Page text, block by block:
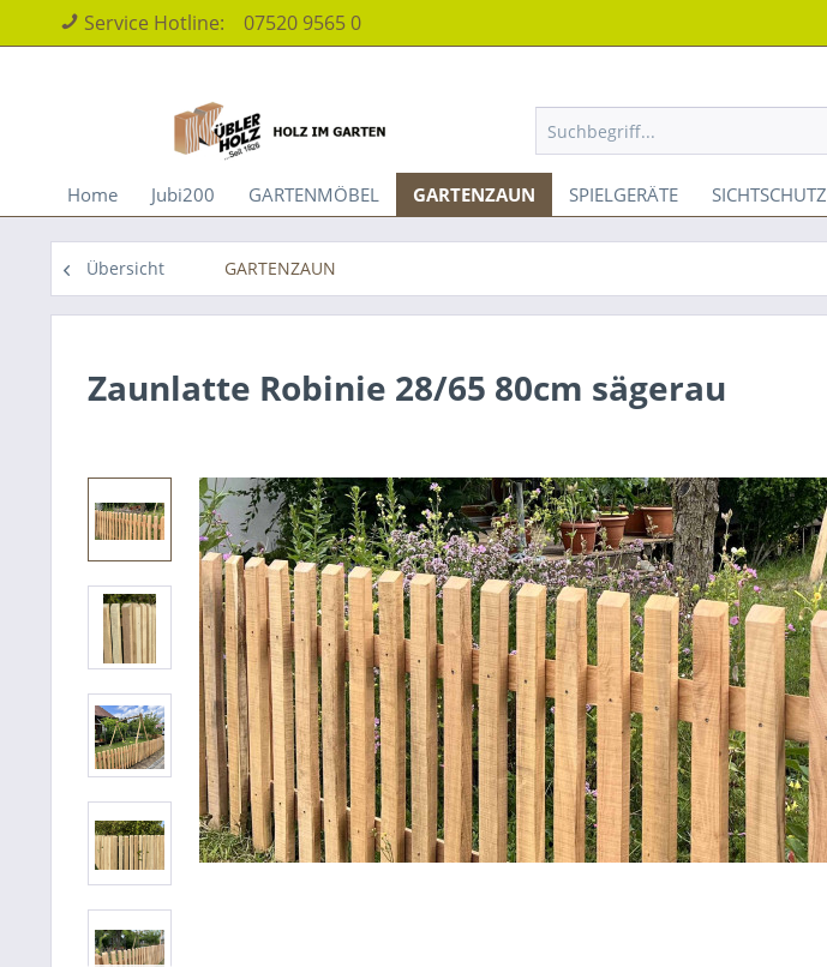
Service Hotline: 07520 9565 0
Home Jubi200 GARTENMÖBEL GARTENZAUN SPIELGERÄTE SICHTSCHUTZ
Übersicht GARTENZAUN
Zaunlatte Robinie 28/65 80cm sägerau